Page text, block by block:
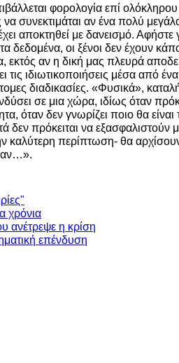
φορολογία επί ολόκληρου
να συνεκτιμάται αν ένα πολύ
αποκτηθεί με δανεισμό.
δεδομένα, οι ξένοι δεν έχουν
αν η δική μας πλευρά
τις ιδιωτικοποιήσεις μέσα από
διαδικασίες. «Φυσικά»,
σε μια χώρα, ιδίως όταν
όταν δεν γνωρίζει ποιο θα
δεν πρόκειται να εξασφαλιστούν
καλύτερη περίπτωση- θα
αν…».
χρόνια
ανέτρεψε η κρίση
επένδυση